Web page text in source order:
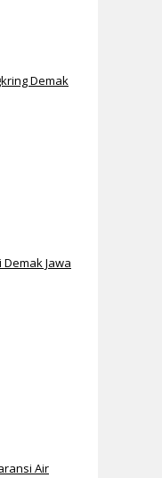
Demak
Jawa
Air